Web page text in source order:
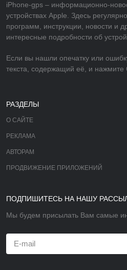
iPhone-gps – информационно-
устройствах Apple. Здесь
программ, инструкции, новости и
интересные подробности об
Если вы нашли опечатку или
текста, содержащий её, и нажмите
РАЗДЕЛЫ
О САЙТЕ
РЕКЛАМА
АВТОРАМ
ПРОДВИЖЕНИЕ ПРИЛОЖЕНИЙ
ПОДПИШИТЕСЬ НА НАШУ
Мы будем присылать Вам самые